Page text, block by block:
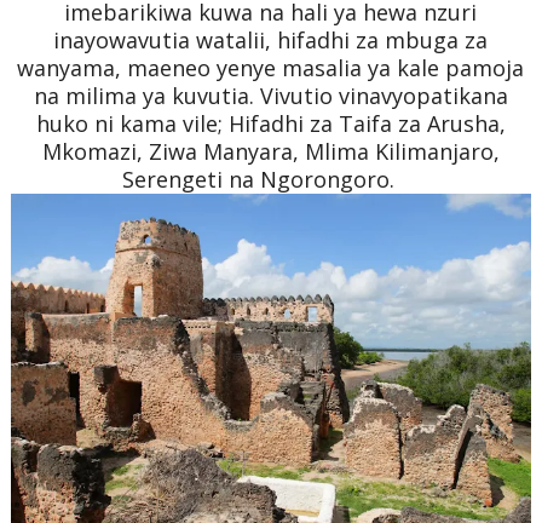
imebarikiwa kuwa na hali ya hewa nzuri
inayowavutia watalii, hifadhi za mbuga za
wanyama, maeneo yenye masalia ya kale pamoja
na milima ya kuvutia. Vivutio vinavyopatikana
huko ni kama vile; Hifadhi za Taifa za Arusha,
Mkomazi, Ziwa Manyara, Mlima Kilimanjaro,
Serengeti na Ngorongoro.